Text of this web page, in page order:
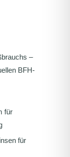
–
BFH-
für
für